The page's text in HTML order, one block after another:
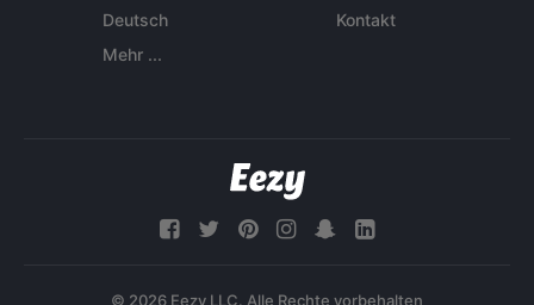
Deutsch
Mehr ...
Kontakt
© 2026 Eezy LLC. Alle Rechte vorbehalten